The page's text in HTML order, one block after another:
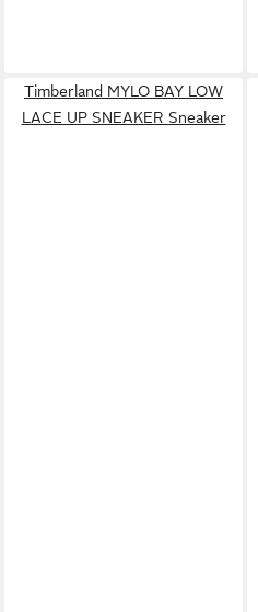
Timberland MYLO BAY LOW
LACE UP SNEAKER Sneaker